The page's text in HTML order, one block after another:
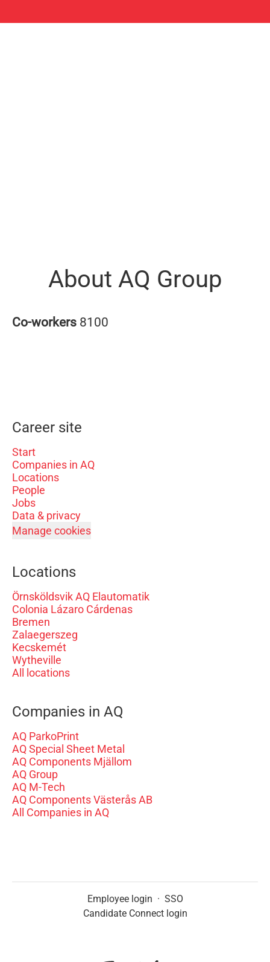
About AQ Group
Co-workers 8100
Career site
Start
Companies in AQ
Locations
People
Jobs
Data & privacy
Manage cookies
Locations
Örnsköldsvik AQ Elautomatik
Colonia Lázaro Cárdenas
Bremen
Zalaegerszeg
Kecskemét
Wytheville
All locations
Companies in AQ
AQ ParkoPrint
AQ Special Sheet Metal
AQ Components Mjällom
AQ Group
AQ M-Tech
AQ Components Västerås AB
All Companies in AQ
Employee login · SSO
Candidate Connect login